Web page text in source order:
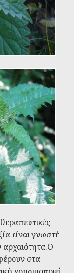
είναι γνωστή
αρχαιότητα.Ο
στα